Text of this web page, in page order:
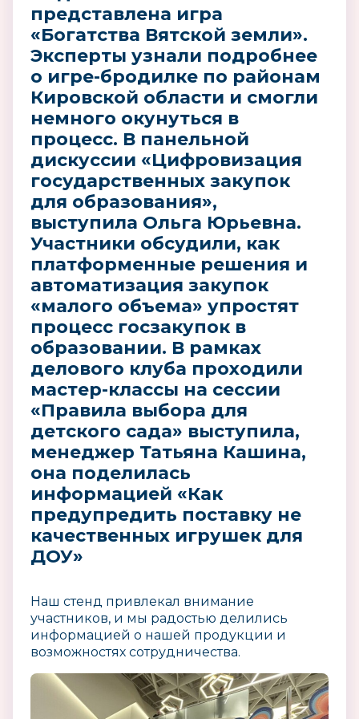
представлена игра
«Богатства Вятской земли».
Эксперты узнали подробнее
о игре-бродилке по районам
Кировской области и смогли
немного окунуться в
процесс. В панельной
дискуссии «Цифровизация
государственных закупок
для образования»,
выступила Ольга Юрьевна.
Участники обсудили, как
платформенные решения и
автоматизация закупок
«малого объема» упростят
процесс госзакупок в
образовании. В рамках
делового клуба проходили
мастер-классы на сессии
«Правила выбора для
детского сада» выступила,
менеджер Татьяна Кашина,
она поделилась
информацией «Как
предупредить поставку не
качественных игрушек для
ДОУ»
Наш стенд привлекал внимание
участников, и мы радостью делились
информацией о нашей продукции и
возможностях сотрудничества.